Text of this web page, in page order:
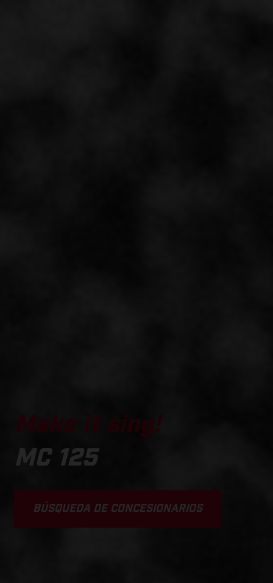
Make it sing!
MC 125
BÚSQUEDA DE CONCESIONARIOS